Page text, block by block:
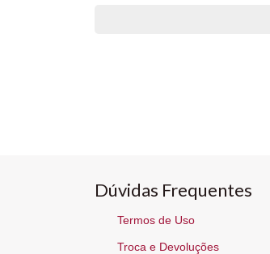
Dúvidas Frequentes
Termos de Uso
Troca e Devoluções